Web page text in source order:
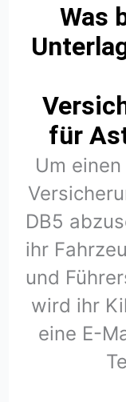
Was
für
Um
DB5
ihr
und
wird ihr
eine E-